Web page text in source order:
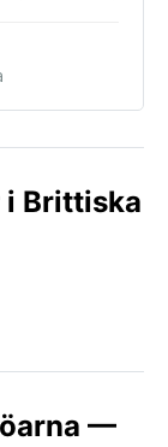
i Brittiska
—